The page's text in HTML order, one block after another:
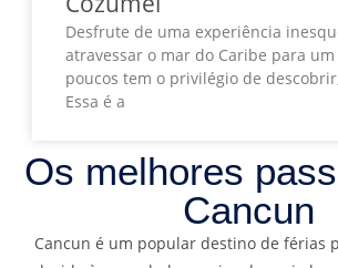
Desfrute de uma experiência
atravessar o mar do Caribe para
poucos tem o privilégio de
Essa é a
Os melhores
Cancun
Cancun é um popular destino de férias